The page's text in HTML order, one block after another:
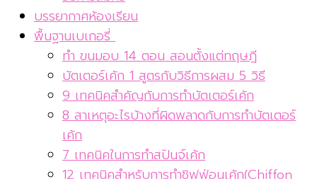
บรรยากาศห้องเรียน
พื้นฐานเบเกอรี่
ทำ ขนมอบ 14 ตอน สอนตั้งแต่ทฤษฎี
บัตเตอร์เค้ก 1 สูตรกับวิธีการผสม 5 วิธี
9 เทคนิคสำคัญกับการทำบัตเตอร์เค้ก
8 สาเหตุอะไรบ้างที่ผิดพลาดกับการทำบัตเตอร์
เค้ก
7 เทคนิคในการทำสปันจ์เค้ก
12 เทคนิคสำหรับการทำชิฟฟ่อนเค้ก(Chiffon